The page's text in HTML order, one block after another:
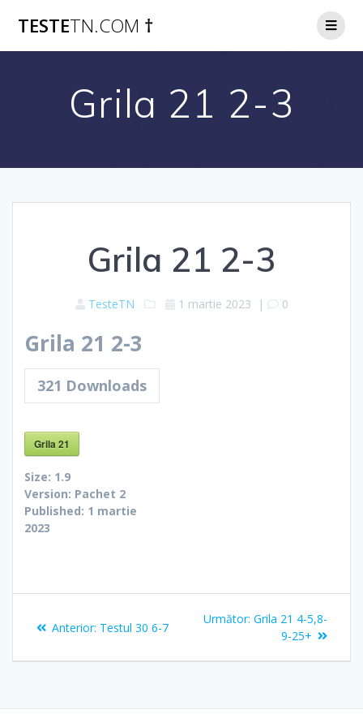
TESTETN.COM †
Grila 21 2-3
Grila 21 2-3
TesteTN 1 martie 2023 | 0
Grila 21 2-3
321 Downloads
Grila 21
Size: 1.9
Version: Pachet 2
Published: 1 martie
2023
Anterior: Articolul
Testul 30 6-7
Următor: Articolul
următor:
Grila 21 4-5,8-
9-25+